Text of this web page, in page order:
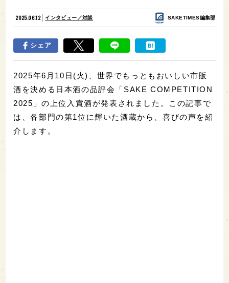
2025.06.12 インタビュー／対談 SAKETIMES編集部
シェア
2025年6月10日(火)、世界でもっともおいしい市販
酒を決める日本酒の品評会「SAKE COMPETITION
2025」の上位入賞酒が発表されました。この記事で
は、各部門の第1位に輝いた酒蔵から、喜びの声を紹
介します。